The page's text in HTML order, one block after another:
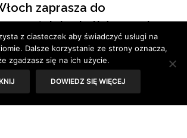
zaprasza do
wcześniej zakątków swojego
„Ciao, Italia!” to książka
przewodnik inny niż
z ciasteczek aby świadczyć usługi na
Dalsze korzystanie ze strony oznacza,
zgadzasz się na ich użycie.
DOWIEDZ SIĘ WIĘCEJ